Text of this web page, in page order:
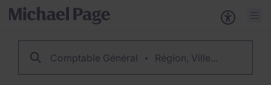
Comptable Général Région, Ville...